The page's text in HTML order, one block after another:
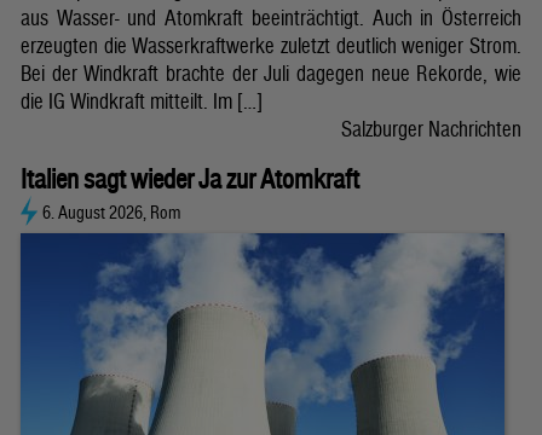
aus Wasser- und Atomkraft beeinträchtigt. Auch in Österreich
erzeugten die Wasserkraftwerke zuletzt deutlich weniger Strom.
Bei der Windkraft brachte der Juli dagegen neue Rekorde, wie
die IG Windkraft mitteilt. Im […]
Salzburger Nachrichten
Italien sagt wieder Ja zur Atomkraft
6. August 2026, Rom